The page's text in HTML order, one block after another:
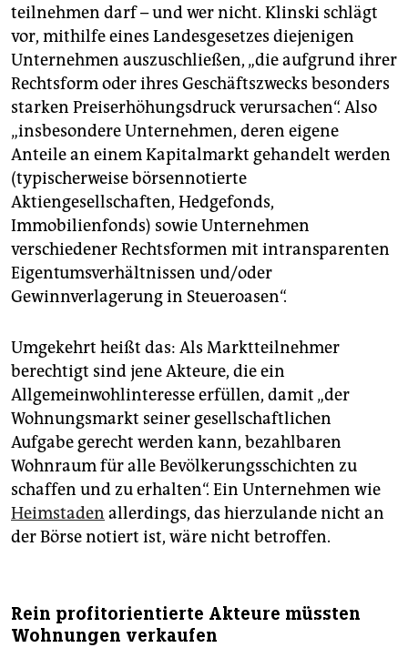
teilnehmen darf – und wer nicht. Klinski schlägt
vor, mithilfe eines Landesgesetzes diejenigen
Unternehmen auszuschließen, „die aufgrund ihrer
Rechtsform oder ihres Geschäftszwecks besonders
starken Preiserhöhungsdruck verursachen“. Also
„insbesondere Unternehmen, deren eigene
Anteile an einem Kapitalmarkt gehandelt werden
(typischerweise börsennotierte
Aktiengesellschaften, Hedgefonds,
Immobilienfonds) sowie Unternehmen
verschiedener Rechtsformen mit intransparenten
Eigentumsverhältnissen und/oder
Gewinnverlagerung in Steueroasen“.
Umgekehrt heißt das: Als Marktteilnehmer
berechtigt sind jene Akteure, die ein
Allgemeinwohlinteresse erfüllen, damit „der
Wohnungsmarkt seiner gesellschaftlichen
Aufgabe gerecht werden kann, bezahlbaren
Wohnraum für alle Bevölkerungsschichten zu
schaffen und zu erhalten“. Ein Unternehmen wie
Heimstaden allerdings, das hierzulande nicht an
der Börse notiert ist, wäre nicht betroffen.
Rein profitorientierte Akteure müssten
Wohnungen verkaufen